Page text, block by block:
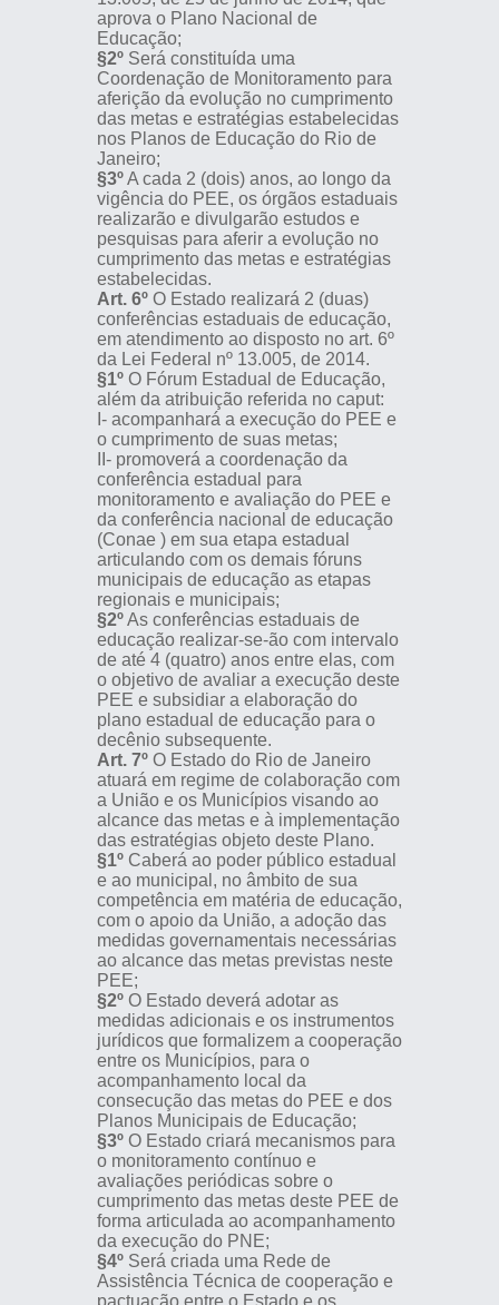
aprova o Plano Nacional de
Educação;
§2ºSerá constituída uma
Coordenação de Monitoramento para
aferição da evolução no cumprimento
das metas e estratégias estabelecidas
nos Planos de Educação do Rio de
Janeiro;
§3ºA cada 2 (dois) anos, ao longo da
vigência do PEE, os órgãos estaduais
realizarão e divulgarão estudos e
pesquisas para aferir a evolução no
cumprimento das metas e estratégias
estabelecidas.
Art. 6º O Estado realizará 2 (duas)
conferências estaduais de educação,
em atendimento ao disposto no art. 6º
da Lei Federal nº 13.005, de 2014.
§1ºO Fórum Estadual de Educação,
além da atribuição referida no caput:
I- acompanhará a execução do PEE e
o cumprimento de suas metas;
II- promoverá a coordenação da
conferência estadual para
monitoramento e avaliação do PEE e
da conferência nacional de educação
(Conae ) em sua etapa estadual
articulando com os demais fóruns
municipais de educação as etapas
regionais e municipais;
§2ºAs conferências estaduais de
educação realizar-se-ão com intervalo
de até 4 (quatro) anos entre elas, com
o objetivo de avaliar a execução deste
PEE e subsidiar a elaboração do
plano estadual de educação para o
decênio subsequente.
Art. 7ºO Estado do Rio de Janeiro
atuará em regime de colaboração com
a União e os Municípios visando ao
alcance das metas e à implementação
das estratégias objeto deste Plano.
§1ºCaberá ao poder público estadual
e ao municipal, no âmbito de sua
competência em matéria de educação,
com o apoio da União, a adoção das
medidas governamentais necessárias
ao alcance das metas previstas neste
PEE;
§2ºO Estado deverá adotar as
medidas adicionais e os instrumentos
jurídicos que formalizem a cooperação
entre os Municípios, para o
acompanhamento local da
consecução das metas do PEE e dos
Planos Municipais de Educação;
§3ºO Estado criará mecanismos para
o monitoramento contínuo e
avaliações periódicas sobre o
cumprimento das metas deste PEE de
forma articulada ao acompanhamento
da execução do PNE;
§4ºSerá criada uma Rede de
Assistência Técnica de cooperação e
pactuação entre o Estado e os